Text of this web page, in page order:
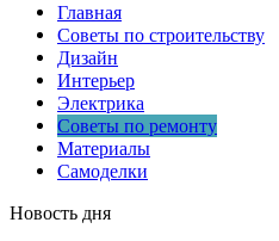
Главная
Советы по строительству
Дизайн
Интерьер
Электрика
Советы по ремонту
Материалы
Самоделки
Новость дня